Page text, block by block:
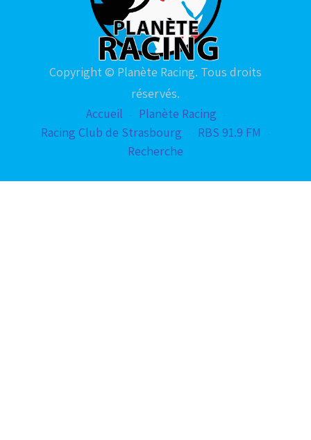
Copyright © Planète Racing. Tous droits
réservés.
Accueil
Planète Racing
Racing Club de Strasbourg
RBS 91.9 FM
Recherche